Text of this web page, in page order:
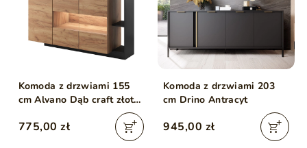
Komoda z drzwiami 155
cm Alvano Dąb craft złoty,
775,00 zł
Komoda z drzwiami 203
cm Drino Antracyt
945,00 zł